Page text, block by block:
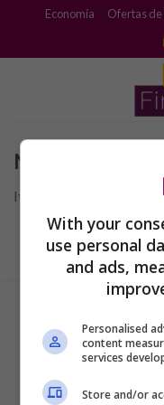
content
Economía Ofertas de
No se Encontró
It seems we can’t find
With your
use personal
and ads,
Personalised
content
services
Store and/or